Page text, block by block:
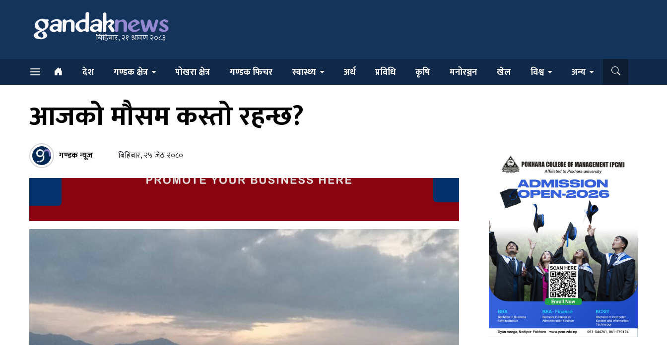
बिहिबार, २१ श्रावण २०८३
देश गण्डक क्षेत्र पोखरा क्षेत्र गण्डक फिचर स्वास्थ्य अर्थ प्रविधि कृषि मनोरञ्जन खेल विश्व अन्य
आजको मौसम कस्तो रहन्छ?
गण्डक न्यूज बिहिबार, २५ जेठ २०८०